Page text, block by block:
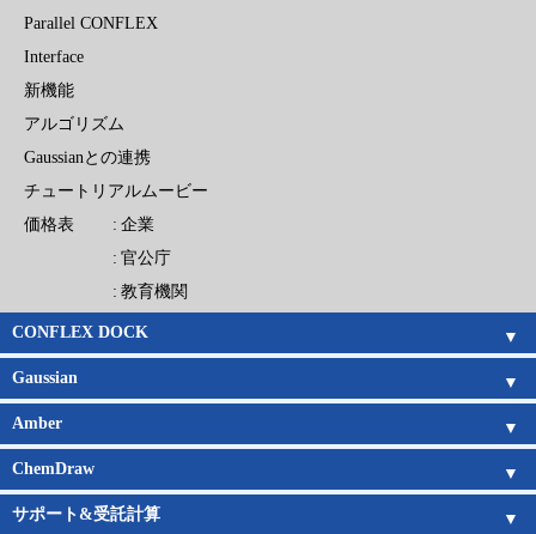
Parallel CONFLEX
Interface
新機能
アルゴリズム
Gaussianとの連携
チュートリアルムービー
価格表
企業
官公庁
教育機関
CONFLEX DOCK
CONFLEX DOCK
アルゴリズム
チュートリアルムービー
価格表
Gaussian
Gaussian概要
Gaussian 16新機能
GaussView概要
GaussView 6 新機能
CONFLEXとの連携
Gaussian日本語マニュアル
キーワードリスト
GaussView日本語マニュアル
電子構造論による化学の探究
Amber
Amber概要
Amber新機能
日本語チュートリアル
Amber旧バージョン
Amberの価格
ChemDraw
ChemDraw概要
機能一覧
新機能
サポート
購入ガイド
サポート&受託計算